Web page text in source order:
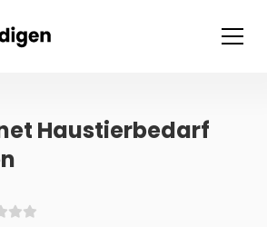
Haustierbedarf